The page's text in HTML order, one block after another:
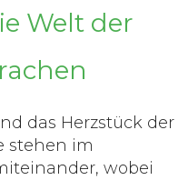
Welt der
das Herzstück der
stehen im
wobei